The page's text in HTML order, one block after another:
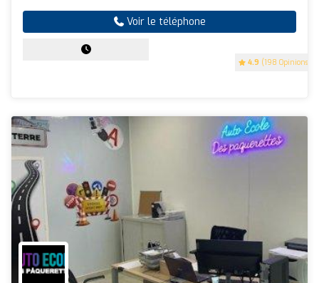
4.9 (198 Opinions)
Voir le téléphone